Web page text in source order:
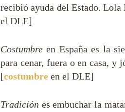
recibió ayuda del Estado.
el DLE]
Costumbre en España es la
para cenar, fuera o en casa, y
[costumbre en el DLE]
Tradición es embuchar la